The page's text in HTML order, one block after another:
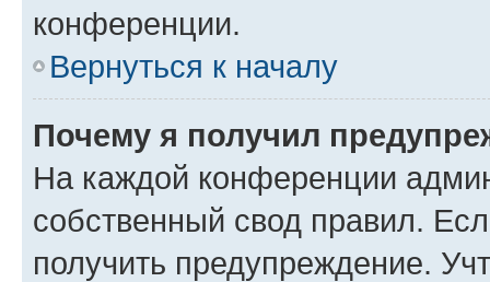
конференции.
Вернуться к началу
Почему я получил
На каждой конференции
собственный свод правил.
получить предупреждение.